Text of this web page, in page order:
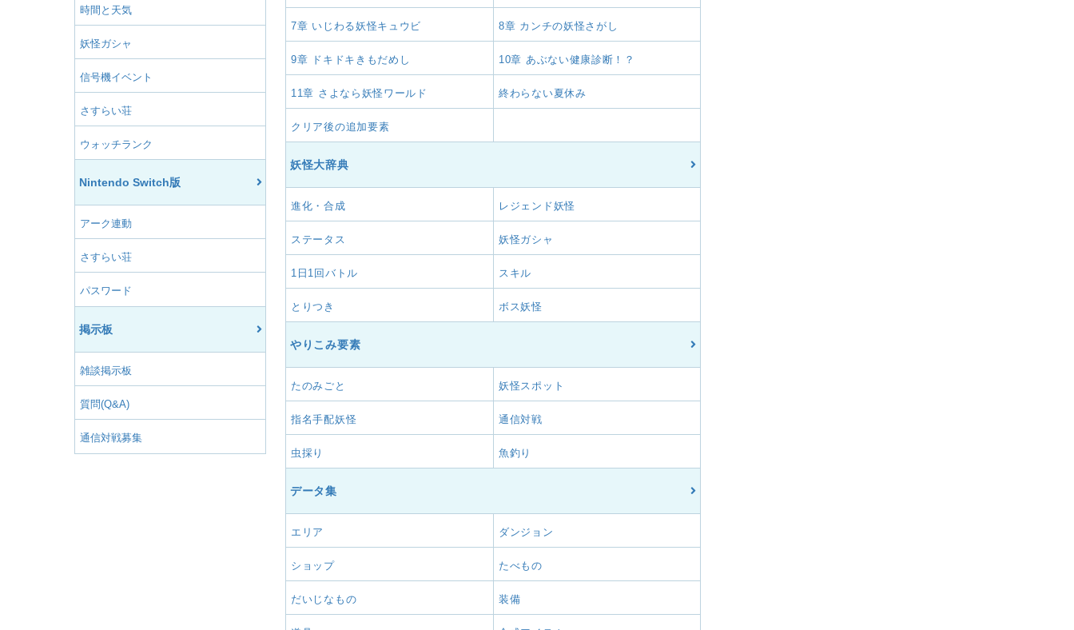
時間と天気
妖怪ガシャ
信号機イベント
さすらい荘
ウォッチランク
Nintendo Switch版
アーク連動
さすらい荘
パスワード
掲示板
雑談掲示板
質問(Q&A)
通信対戦募集
7章 いじわる妖怪キュウビ 8章 カンチの妖怪さがし
9章 ドキドキきもだめし 10章 あぶない健康診断！？
11章 さよなら妖怪ワールド 終わらない夏休み
クリア後の追加要素
妖怪大辞典
進化・合成 レジェンド妖怪
ステータス 妖怪ガシャ
1日1回バトル スキル
とりつき ボス妖怪
やりこみ要素
たのみごと 妖怪スポット
指名手配妖怪 通信対戦
虫採り 魚釣り
データ集
エリア ダンジョン
ショップ たべもの
だいじなもの 装備